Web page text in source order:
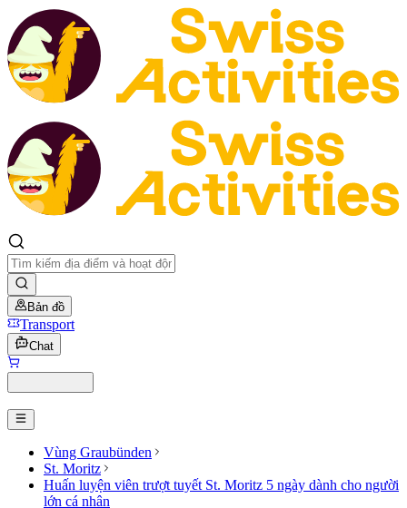
Bản đồ
Transport
Chat
Vùng Graubünden
St. Moritz
Huấn luyện viên trượt tuyết St. Moritz 5 ngày dành cho người
lớn cá nhân